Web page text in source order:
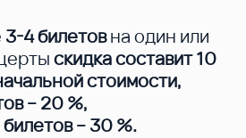
3-4 билетовна один или
скидка составит 10
стоимости,
– 20 %,
– 30 %.